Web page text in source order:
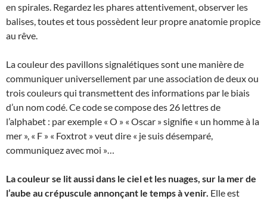
en spirales. Regardez les phares attentivement, observer les
balises, toutes et tous possèdent leur propre anatomie propice
au rêve.
La couleur des pavillons signalétiques sont une manière de
communiquer universellement par une association de deux ou
trois couleurs qui transmettent des informations par le biais
d’un nom codé. Ce code se compose des 26 lettres de
l’alphabet : par exemple « O » « Oscar » signifie « un homme à la
mer », « F » « Foxtrot » veut dire « je suis désemparé,
communiquez avec moi »…
La couleur se lit aussi dans le ciel et les nuages, sur la mer de
l’aube au crépuscule annonçant le temps à venir. Elle est